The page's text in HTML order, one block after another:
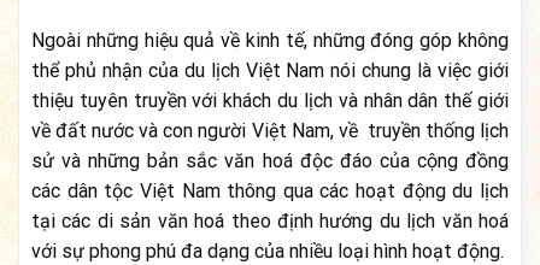
Ngoài những hiệu quả về kinh tế, những đóng góp không
thể phủ nhận của du lịch Việt Nam nói chung là việc giới
thiệu tuyên truyền với khách du lịch và nhân dân thế giới
về đất nư­ớc và con ng­ười Việt Nam, về truyền thống lịch
sử và những bản sắc văn hoá độc đáo của cộng đồng
các dân tộc Việt Nam thông qua các hoạt động du lịch
tại các di sản văn hoá theo định hư­ớng du lịch văn hoá
với sự phong phú đa dạng của nhiều loại hình hoạt động.